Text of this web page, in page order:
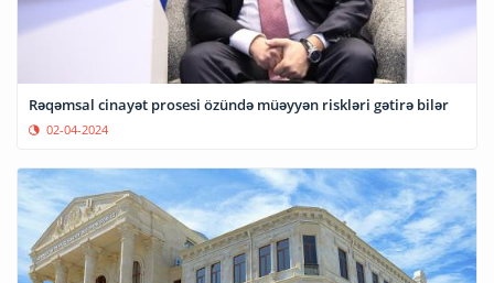
Rəqəmsal cinayət prosesi özündə müəyyən riskləri gətirə bilər
02-04-2024